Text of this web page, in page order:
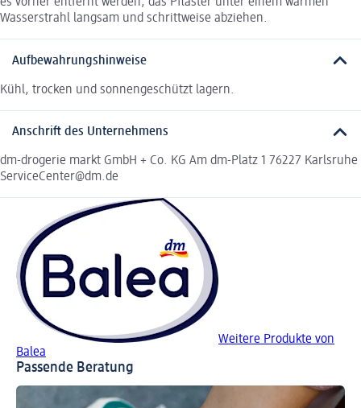
es vorher entfernt werden, das Pflaster unter einem warmen
Wasserstrahl langsam und schrittweise abziehen.
Aufbewahrungshinweise
Kühl, trocken und sonnengeschützt lagern.
Anschrift des Unternehmens
dm-drogerie markt GmbH + Co. KG Am dm-Platz 1 76227 Karlsruhe
ServiceCenter@dm.de
Weitere Produkte von
Balea
Passende Beratung